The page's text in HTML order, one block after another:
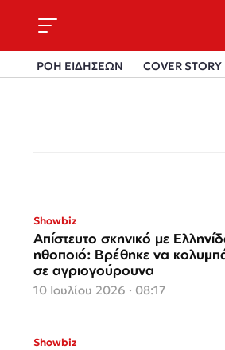
ΡΟΗ ΕΙΔΗΣΕΩΝ COVER STORY
Showbiz
Απίστευτο σκηνικό με
ηθοποιό: Βρέθηκε να
σε αγριογούρουνα
10 Ιουλίου 2026 · 08:17
Showbiz